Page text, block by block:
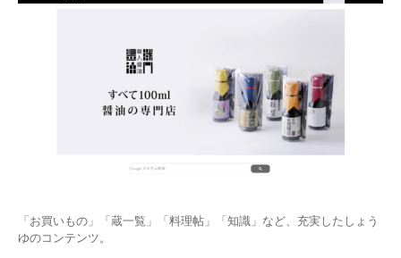
「お買いもの」「蔵一覧」「料理帖」「知識」など、充実したしょう
ゆのコンテンツ。